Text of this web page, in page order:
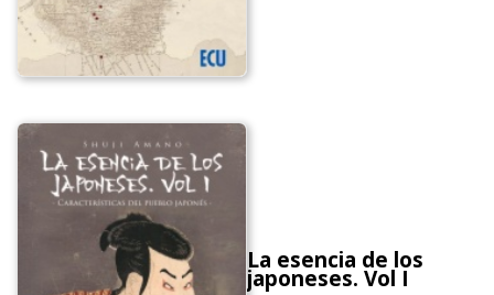
La esencia de los
japoneses. Vol I